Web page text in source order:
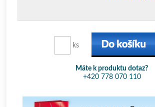
ks
Máte k produktu dotaz?
+420 778 070 110